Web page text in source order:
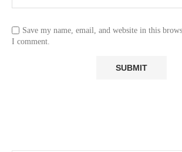
Save my name, email, and website in this
I comment.